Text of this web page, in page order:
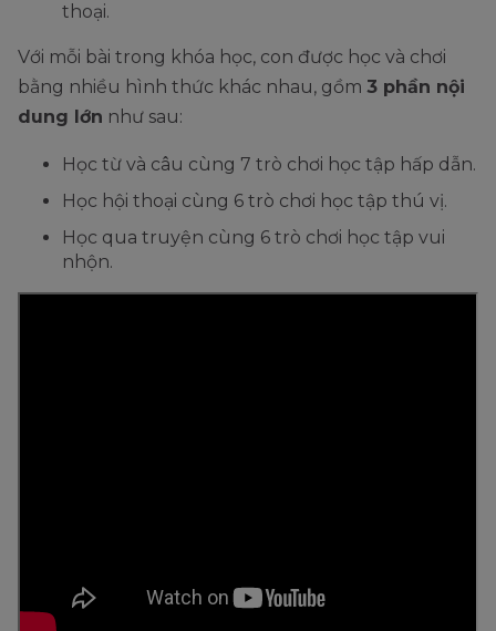
thoại.
Với mỗi bài trong khóa học, con được học và chơi
bằng nhiều hình thức khác nhau, gồm 3 phần nội
dung lớn như sau:
Học từ và câu cùng 7 trò chơi học tập hấp dẫn.
Học hội thoại cùng 6 trò chơi học tập thú vị.
Học qua truyện cùng 6 trò chơi học tập vui
nhộn.